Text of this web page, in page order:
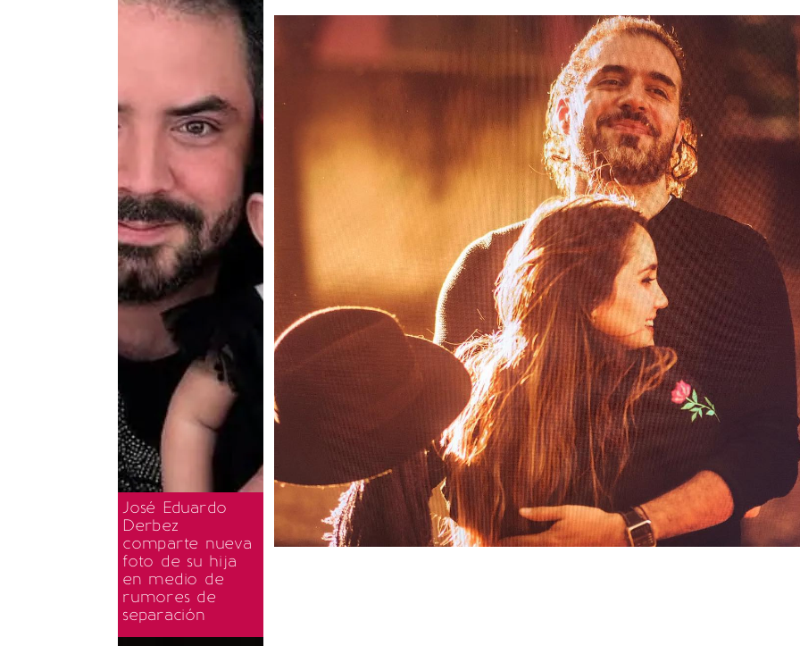
José Eduardo
Derbez
comparte nueva
foto de su hija
en medio de
rumores de
separación